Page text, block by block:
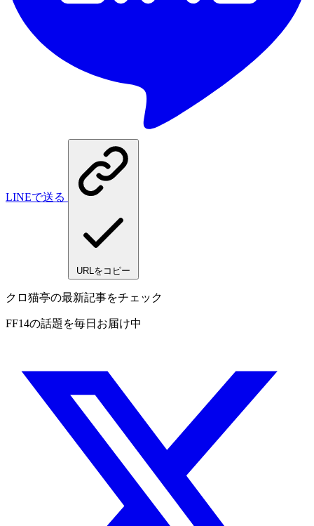
LINEで送る
URLをコピー
クロ猫亭の最新記事をチェック
FF14の話題を毎日お届け中